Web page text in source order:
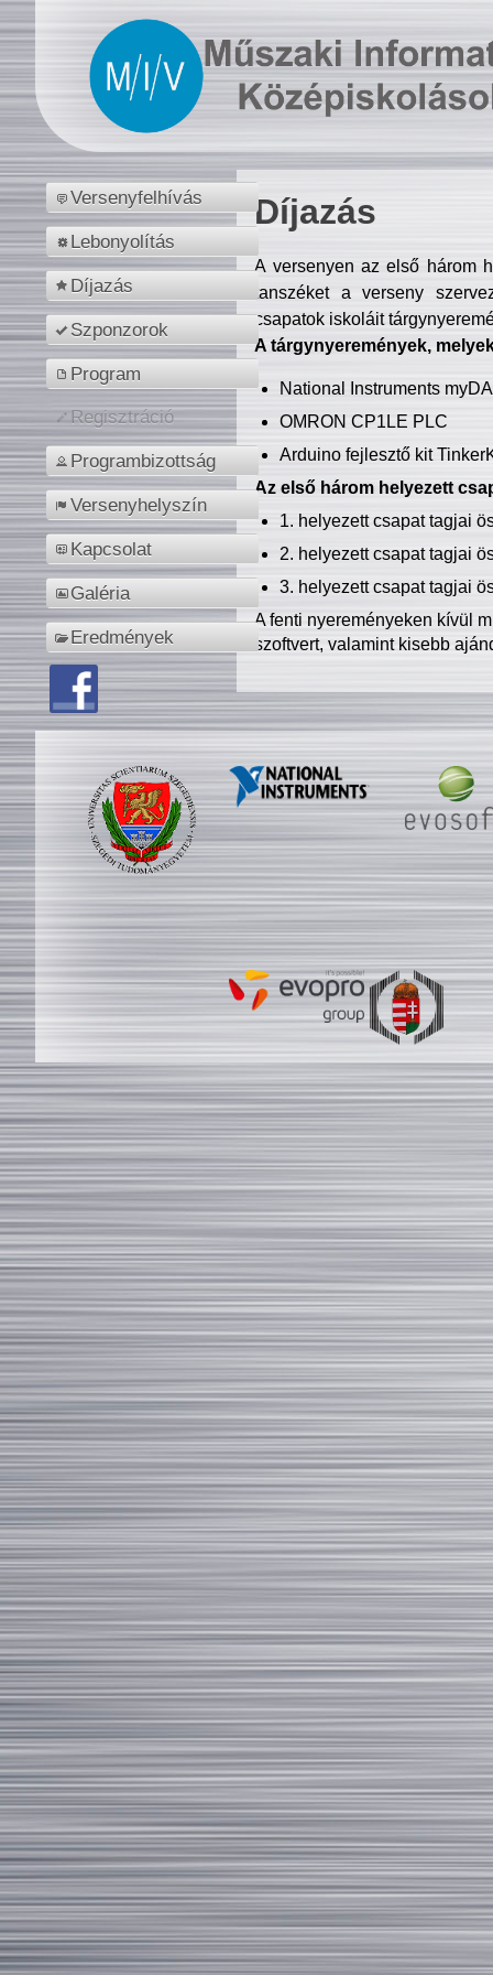
Versenyfelhívás
Lebonyolítás
Díjazás
Szponzorok
Program
Regisztráció
Programbizottság
Versenyhelyszín
Kapcsolat
Galéria
Eredmények
Díjazás
A versenyen az első három
tanszéket a verseny
csapatok iskoláit
A tárgynyeremények,
National Instruments
OMRON CP1LE PLC
Arduino fejlesztő kit
Az első három helyezett
1. helyezett csapat tagjai
2. helyezett csapat tagjai
3. helyezett csapat tagjai
A fenti nyereményeken kívül
szoftvert, valamint kisebb